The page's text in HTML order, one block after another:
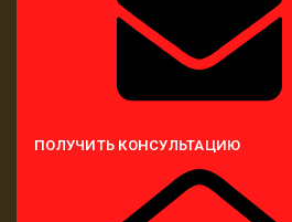
ПОЛУЧИТЬ КОНСУЛЬТАЦИЮ